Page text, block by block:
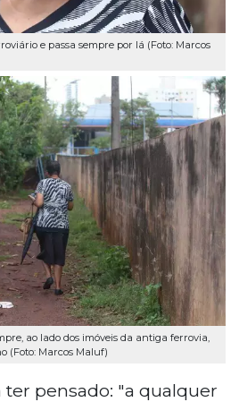
e passa sempre por lá (Foto: Marcos
ao lado dos imóveis da antiga ferrovia,
(Foto: Marcos Maluf)
ter pensado: "a qualquer